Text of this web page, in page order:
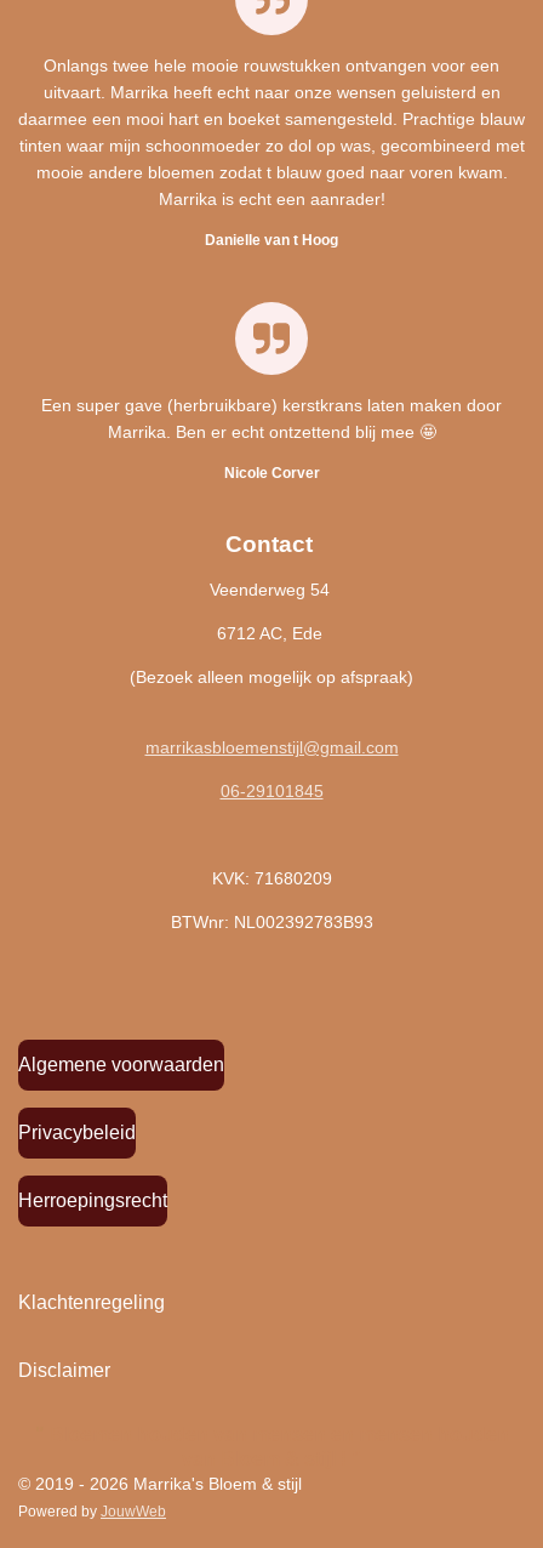
Onlangs twee hele mooie rouwstukken ontvangen voor een
uitvaart. Marrika heeft echt naar onze wensen geluisterd en
daarmee een mooi hart en boeket samengesteld. Prachtige blauw
tinten waar mijn schoonmoeder zo dol op was, gecombineerd met
mooie andere bloemen zodat t blauw goed naar voren kwam.
Marrika is echt een aanrader!
Danielle van t Hoog
Een super gave (herbruikbare) kerstkrans laten maken door
Marrika. Ben er echt ontzettend blij mee 🤩
Nicole Corver
Contact
Veenderweg 54
6712 AC, Ede
(Bezoek alleen mogelijk op afspraak)
marrikasbloemenstijl@gmail.com
06-29101845
KVK: 71680209
BTWnr: NL002392783B93
Algemene voorwaarden
Privacybeleid
Herroepingsrecht
Klachtenregeling
Disclaimer
© 2019 - 2026 Marrika's Bloem & stijl
Powered by JouwWeb